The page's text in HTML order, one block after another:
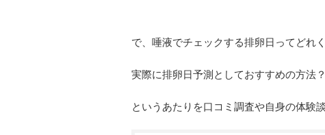
で、唾液でチェックする排卵日ってどれ
実際に排卵日予測としておすすめの方法？
というあたりを口コミ調査や自身の体験